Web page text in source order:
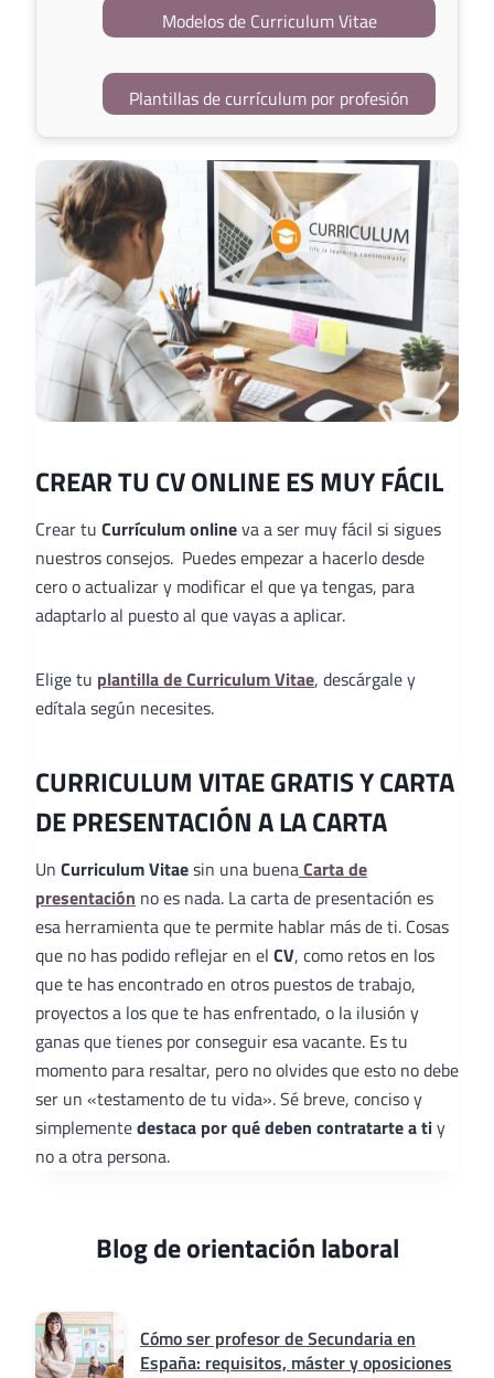
Modelos de Curriculum Vitae
Plantillas de currículum por profesión
CREAR TU CV ONLINE ES MUY FÁCIL
Crear tu Currículum onlineva a ser muy fácil si sigues
nuestros consejos. Puedes empezar a hacerlo desde
cero o actualizar y modificar el que ya tengas, para
adaptarlo al puesto al que vayas a aplicar.
Elige tu plantilla de Curriculum Vitae, descárgale y
edítala según necesites.
CURRICULUM VITAE GRATIS Y CARTA
DE PRESENTACIÓN A LA CARTA
Un Curriculum Vitaesin una buenaCarta de
presentación no es nada. La carta de presentación es
esa herramienta que te permite hablar más de ti. Cosas
que no has podido reflejar en el CV, como retos en los
que te has encontrado en otros puestos de trabajo,
proyectos a los que te has enfrentado, o la ilusión y
ganas que tienes por conseguir esa vacante. Es tu
momento para resaltar, pero no olvides que esto no debe
ser un «testamento de tu vida». Sé breve, conciso y
simplementedestaca por qué deben contratarte a tiy
no a otra persona.
Blog de orientación laboral
Cómo ser profesor de Secundaria en
España: requisitos, máster y oposiciones